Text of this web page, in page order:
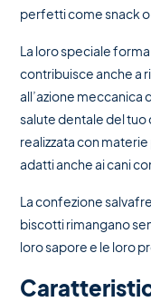
perfetti come snack
La loro speciale
contribuisce anche a
all’azione meccanica
salute dentale del tuo
realizzata con
adatti anche ai cani
La confezione
biscotti rimangano
loro sapore e le loro